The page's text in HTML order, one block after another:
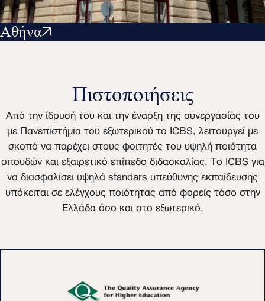
Αθήνα
Πιστοποιήσεις
Από την ίδρυσή του και την έναρξη της συνεργασίας του
με Πανεπιστήμια του εξωτερικού το ICBS, λειτουργεί με
σκοπό να παρέχει στους φοιτητές του υψηλή ποιότητα
σπουδών και εξαιρετικό επίπεδο διδασκαλίας. Το ICBS για
να διασφαλίσει υψηλά standars υπεύθυνης εκπαίδευσης
υπόκειται σε ελέγχους ποιότητας από φορείς τόσο στην
Ελλάδα όσο και στο εξωτερικό.